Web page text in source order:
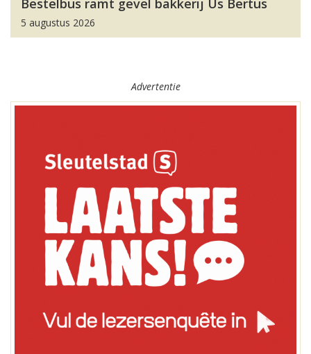
Bestelbus ramt gevel bakkerij Us Bertus
5 augustus 2026
Advertentie